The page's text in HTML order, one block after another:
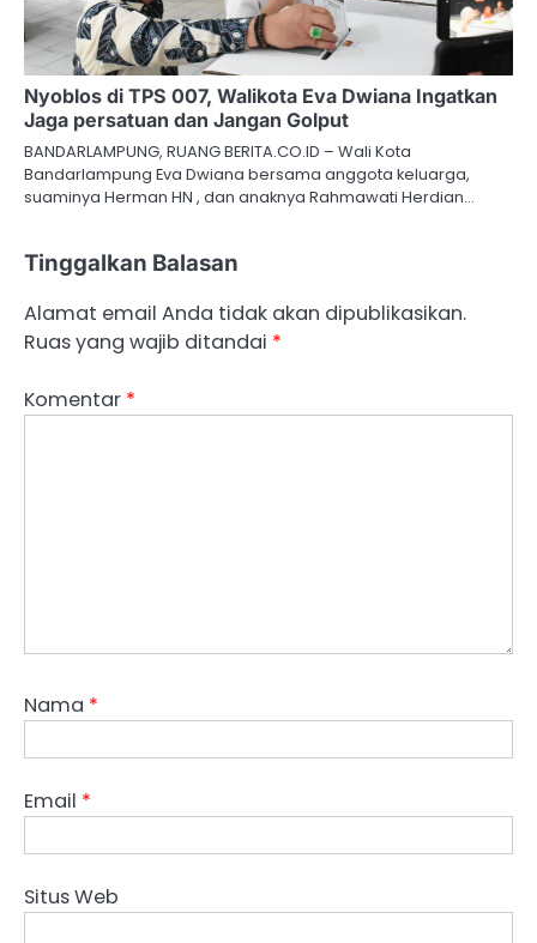
Nyoblos di TPS 007, Walikota Eva Dwiana Ingatkan
Jaga persatuan dan Jangan Golput
BANDARLAMPUNG, RUANG BERITA.CO.ID – Wali Kota
Bandarlampung Eva Dwiana bersama anggota keluarga,
suaminya Herman HN , dan anaknya Rahmawati Herdian…
Tinggalkan Balasan
Alamat email Anda tidak akan dipublikasikan.
Ruas yang wajib ditandai *
Komentar *
Nama *
Email *
Situs Web